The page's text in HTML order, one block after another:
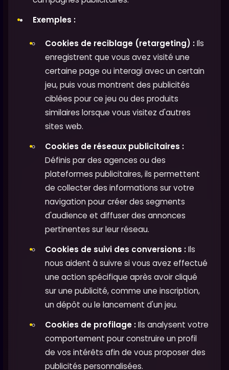
Exemples :
Cookies de reciblage (retargeting) :Ils
enregistrent que vous avez visité une
certaine page ou interagi avec un certain
jeu, puis vous montrent des publicités
ciblées pour ce jeu ou des produits
similaires lorsque vous visitez d'autres
sites web.
Cookies de réseaux publicitaires :
Définis par des agences ou des
plateformes publicitaires, ils permettent
de collecter des informations sur votre
navigation pour créer des segments
d'audience et diffuser des annonces
pertinentes sur leur réseau.
Cookies de suivi des conversions :Ils
nous aident à suivre si vous avez effectué
une action spécifique après avoir cliqué
sur une publicité, comme une inscription,
un dépôt ou le lancement d'un jeu.
Cookies de profilage :Ils analysent votre
comportement pour construire un profil
de vos intérêts afin de vous proposer des
publicités personnalisées.